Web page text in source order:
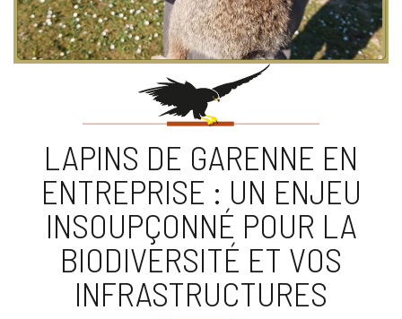
LAPINS DE GARENNE EN
ENTREPRISE : UN ENJEU
INSOUPÇONNÉ POUR LA
BIODIVERSITÉ ET VOS
INFRASTRUCTURES